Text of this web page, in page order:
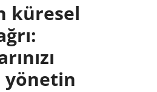
küresel
yönetin